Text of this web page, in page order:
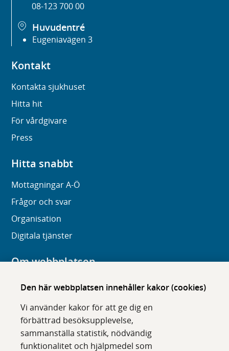
Den här webbplatsen innehåller kakor (cookies)
Vi använder kakor för att ge dig en
förbättrad besöksupplevelse,
sammanställa statistik, nödvändig
funktionalitet och hjälpmedel som
08-123 700 00
Huvudentré
Eugeniavägen 3
Kontakt
Kontakta sjukhuset
Hitta hit
För vårdgivare
Press
Hitta snabbt
Mottagningar A-Ö
Frågor och svar
Organisation
Digitala tjänster
Om webbplatsen
Om karolinska.se
Tillgänglighet
Om cookies